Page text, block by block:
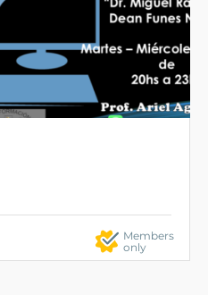
Members
only